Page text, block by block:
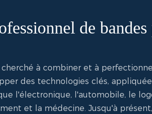
de bandes
à combiner et à
des technologies clés,
l'électronique, l'automobile, le
et la médecine. Jusqu'à